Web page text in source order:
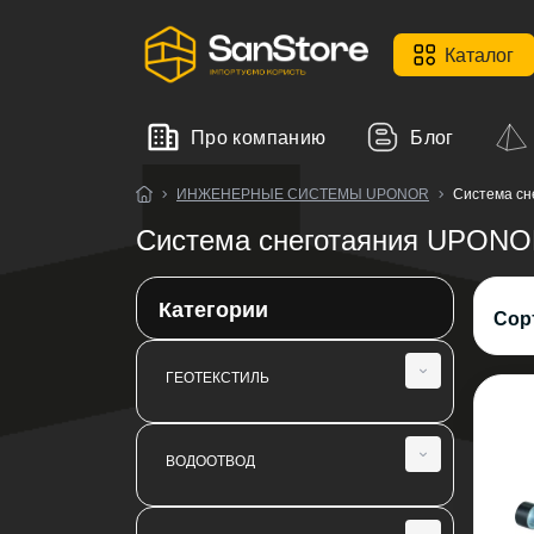
Каталог
Про компанию Блог
ИНЖЕНЕРНЫЕ СИСТЕМЫ UPONOR Система
Система снеготаяния
Категории
ГЕОТЕКСТИЛЬ
Геотекстиль иглопробивной SanGeo
Fibertex
ВОДООТВОД